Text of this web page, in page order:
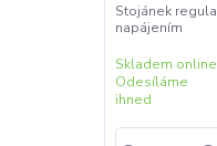
Stojánek
napájením
Skladem
Odesíláme
ihned